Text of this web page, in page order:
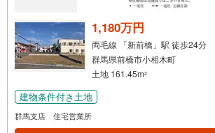
1,180万円
両毛線 「新前橋」駅 徒歩24分
群馬県前橋市小相木町
土地 161.45m2
建物条件付き土地
群馬支店 住宅営業所